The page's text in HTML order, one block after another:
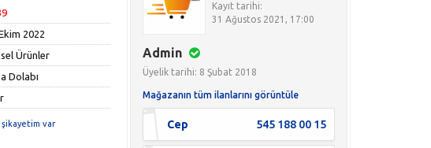
2022
Ürünler
Dolabı
var
Kayıt tarihi:
31 Ağustos 2021, 17:00
Admin
Üyelik tarihi: 8 Şubat 2018
Mağazanın tüm ilanlarını görüntüle
Cep 545 188 00 15